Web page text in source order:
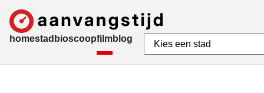
homestad bioscoopfilmblog